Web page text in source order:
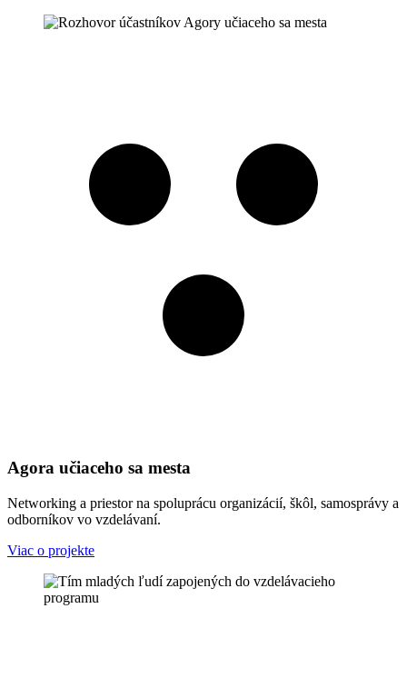
Agora učiaceho sa mesta
Networking a priestor na spoluprácu organizácií, škôl, samosprávy a
odborníkov vo vzdelávaní.
Viac o projekte